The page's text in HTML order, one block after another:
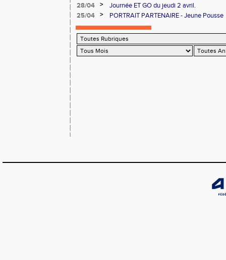
28/04
>
Journée ET GO du jeudi 2 avril.
25/04
> PORTRAIT PARTENAIRE - Jeune Pousse